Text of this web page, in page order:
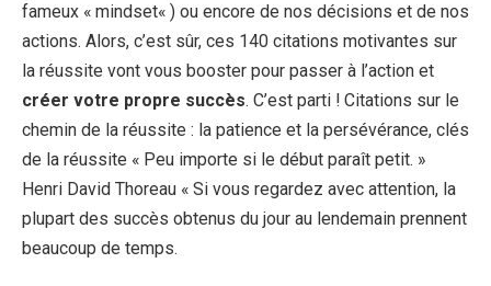
fameux « mindset« ) ou encore de nos décisions et de nos
actions. Alors, c’est sûr, ces 140 citations motivantes sur
la réussite vont vous booster pour passer à l’action et
créer votre propre succès. C’est parti ! Citations sur le
chemin de la réussite : la patience et la persévérance, clés
de la réussite « Peu importe si le début paraît petit. »
Henri David Thoreau « Si vous regardez avec attention, la
plupart des succès obtenus du jour au lendemain prennent
beaucoup de temps.